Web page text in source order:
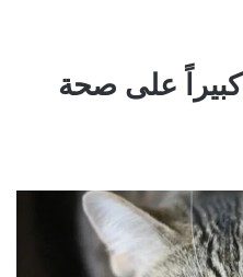
على صحة